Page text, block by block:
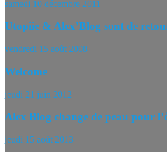
samedi 10 décembre 2011
Utopiie & Alex’Blog sont de
vendredi 15 août 2008
Welcome
jeudi 21 juin 2012
Alex Blog change de peau pour
jeudi 15 août 2013